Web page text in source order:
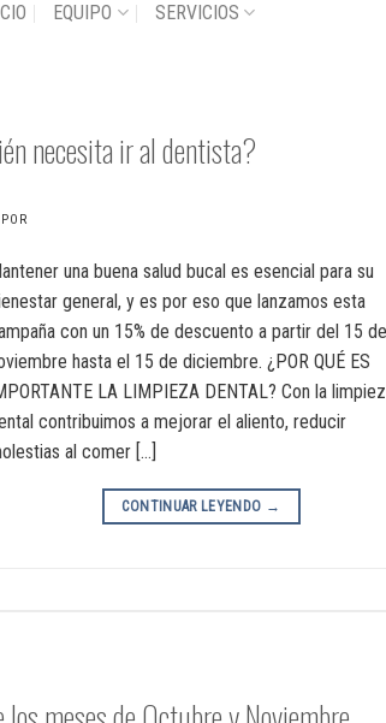
EQUIPO SERVICIOS
necesita ir al dentista?
POR
una buena salud bucal es esencial para su
general, y es por eso que lanzamos esta
con un 15% de descuento a partir del 15
hasta el 15 de diciembre. ¿POR QUÉ ES
LA LIMPIEZA DENTAL? Con la
contribuimos a mejorar el aliento, reducir
al comer […]
CONTINUAR LEYENDO →